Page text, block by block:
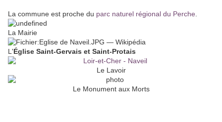
La commune est proche du parc naturel régional du Perche
La Mairie
L'Église Saint-Gervais et Saint-Protais
Le Lavoir
Le Monument aux Morts